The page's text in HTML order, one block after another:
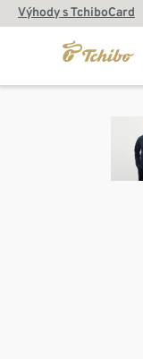
Výhody s TchiboCard